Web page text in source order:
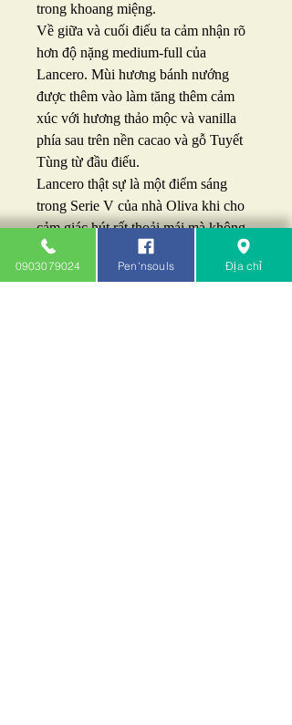
trong khoang miệng.
Về giữa và cuối điếu ta cảm nhận rõ
hơn độ nặng medium-full của
Lancero. Mùi hương bánh nướng
được thêm vào làm tăng thêm cảm
xúc với hương thảo mộc và vanilla
phía sau trên nền cacao và gỗ Tuyết
Tùng từ đầu điếu.
Lancero thật sự là một điểm sáng
trong Serie V của nhà Oliva khi cho
cảm giác hút rất thoải mái mà không
bị "ngộp" với những anh em mới.
Không có gì ngạc nhiên khi Oliva
0903079024 Pen'nsouls Địa chỉ